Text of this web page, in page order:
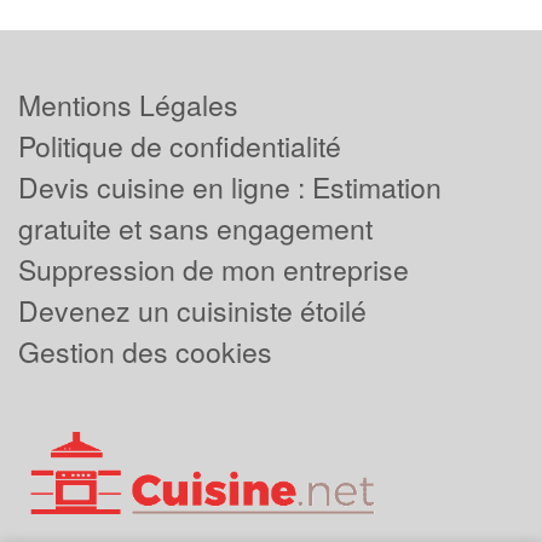
Mentions Légales
Politique de confidentialité
Devis cuisine en ligne : Estimation
gratuite et sans engagement
Suppression de mon entreprise
Devenez un cuisiniste étoilé
Gestion des cookies